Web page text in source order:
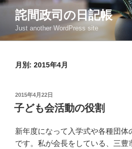
コ
ン
詫間政司の日記帳
Just another WordPress site
月別: 2015年4月
投
稿
日:
2015年4月22日
子ども会活動の役割
新年度になって入学式や各種団体
です。私が会長をしている、三豊